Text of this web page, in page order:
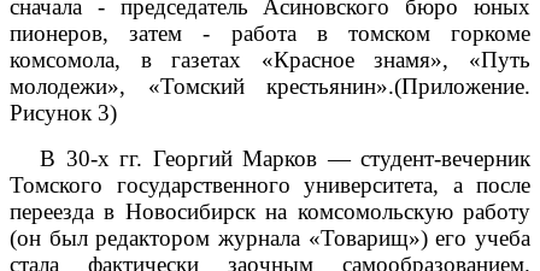
сначала - председатель Асиновского бюро юных
пионеров, затем - работа в томском горкоме
комсомола, в газетах «Красное знамя», «Путь
молодежи», «Томский крестьянин».(Приложение.
Рисунок 3)
В 30-х гг. Георгий Марков — студент-вечерник
Томского государственного университета, а после
переезда в Новосибирск на комсомольскую работу
(он был редактором журнала «Товарищ») его учеба
стала фактически заочным самообразованием.